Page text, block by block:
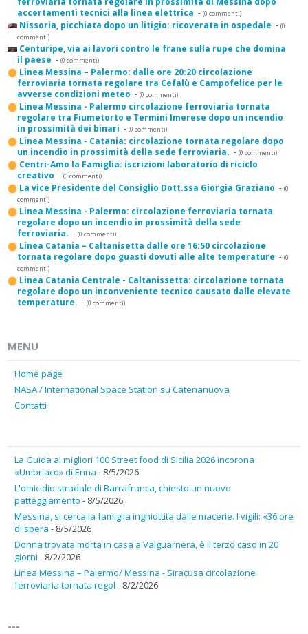
accertamenti tecnici alla linea elettrica - (0 commenti)
Nissoria, picchiata dopo un litigio: ricoverata in ospedale - (0
commenti)
Centuripe, via ai lavori contro le frane sulla rupe che domina
il paese - (0 commenti)
Linea Messina – Palermo: dalle ore 20:20 circolazione
ferroviaria tornata regolare tra Cefalù e Campofelice per le
avverse condizioni meteo - (0 commenti)
Linea Messina - Palermo circolazione ferroviaria tornata
regolare tra Fiumetorto e Termini Imerese dopo un incendio
in prossimità dei binari - (0 commenti)
Linea Messina - Catania: circolazione tornata regolare dopo
un incendio in prossimità della sede ferroviaria. - (0 commenti)
Centri-Amo la Famiglia: iscrizioni laboratorio di riciclo
creativo - (0 commenti)
La vice Presidente del Consiglio Dott.ssa Giorgia Graziano - (0
commenti)
Linea Messina - Palermo: circolazione ferroviaria tornata
regolare dopo un incendio in prossimità della sede
ferroviaria. - (0 commenti)
Linea Catania – Caltanisetta dalle ore 16:50 circolazione
tornata regolare dopo guasti dovuti alle alte temperature - (0
commenti)
Linea Catania Centrale - Caltanissetta: circolazione tornata
regolare dopo un inconveniente tecnico causato dalle elevate
temperature. - (0 commenti)
MENU
Home page
NASA / International Space Station su Catenanuova
Contatti
La Guida ai migliori 100 Street food di Sicilia 2026 incorona
«Umbriaco» di Enna - 8/5/2026
L'omicidio stradale di Barrafranca, chiesto un nuovo
patteggiamento - 8/5/2026
Messina, si cerca la famiglia inghiottita dalle macerie. I vigili: «36 ore
di spera - 8/5/2026
Donna trovata morta in casa a Valguarnera, è il terzo caso in 20
giorni - 8/2/2026
Linea Messina – Palermo/ Messina - Siracusa circolazione
ferroviaria tornata regol - 8/2/2026
---